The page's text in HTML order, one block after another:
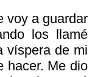
voy a guardar
los llamé
víspera de mi
hacer. Me dio